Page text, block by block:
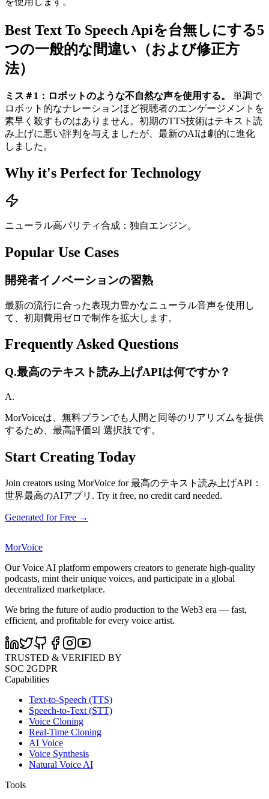
Best Text To Speech Apiを台無しにする5
つの一般的な間違い（および修正方
法）
ミス＃1：ロボットのような不自然な声を使用する。
単調で
ロボット的なナレーションほど視聴者のエンゲージメントを
素早く殺すものはありません。初期のTTS技術はテキスト読
み上げに悪い評判を与えましたが、最新のAIは劇的に進化
しました。
Why it's Perfect for Technology
ニューラル高パリティ合成：独自エンジン。
Popular Use Cases
開発者イノベーションの習熟
最新の流行に合った表現力豊かなニューラル音声を使用し
て、初期費用ゼロで制作を拡大します。
Frequently Asked Questions
Q.最高のテキスト読み上げAPIは何ですか？
A.
MorVoiceは、無料プランでも人間と同等のリアリズムを提供
するため、最高評価의 選択肢です。
Start Creating Today
Join creators using MorVoice for 最高のテキスト読み上げAPI：
世界最高のAIアプリ. Try it free, no credit card needed.
Generated for Free →
MorVoice
Our Voice AI platform empowers creators to generate high-quality
podcasts, mint their unique voices, and participate in a global
decentralized marketplace.
We bring the future of audio production to the Web3 era — fast,
efficient, and profitable for every voice artist.
TRUSTED & VERIFIED BY
SOC 2GDPR
Capabilities
Text-to-Speech (TTS)
Speech-to-Text (STT)
Voice Cloning
Real-Time Cloning
AI Voice
Voice Synthesis
Natural Voice AI
Tools